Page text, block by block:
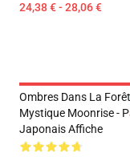
24,38 € - 28,06 €
Ombres Dans La
Mystique Moonrise -
Japonais Affiche